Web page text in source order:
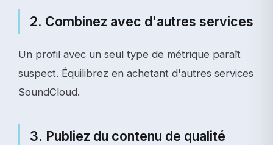
2. Combinez avec d'autres services
Un profil avec un seul type de métrique paraît
suspect. Équilibrez en achetant d'autres services
SoundCloud.
3. Publiez du contenu de qualité